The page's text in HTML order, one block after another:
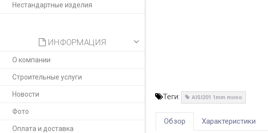
Нестандартные изделия
ИНФОРМАЦИЯ
О компании
Строительные услуги
Новости
Фото
Оплата и доставка
Теги: AISI201 1mm mono
Обзор Характеристики